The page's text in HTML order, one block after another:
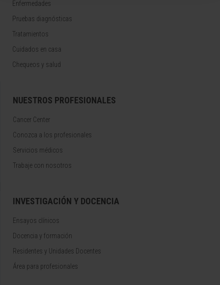
Enfermedades
Pruebas diagnósticas
Tratamientos
Cuidados en casa
Chequeos y salud
NUESTROS PROFESIONALES
Cancer Center
Conozca a los profesionales
Servicios médicos
Trabaje con nosotros
INVESTIGACIÓN Y DOCENCIA
Ensayos clínicos
Docencia y formación
Residentes y Unidades Docentes
Área para profesionales